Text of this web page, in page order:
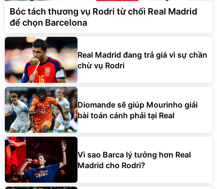
Bóc tách thương vụ Rodri từ chối Real Madrid
để chọn Barcelona
Real Madrid đang trả giá vì sự chần
chừ vụ Rodri
Diomande sẽ giúp Mourinho giải
bài toán cánh phải tại Real
Vì sao Barca lý tưởng hơn Real
Madrid cho Rodri?